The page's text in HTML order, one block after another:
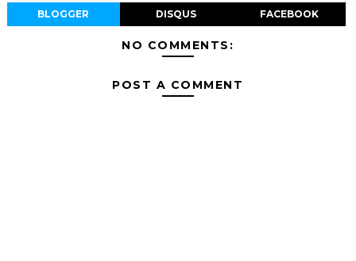
BLOGGER DISQUS FACEBOOK
NO COMMENTS:
POST A COMMENT